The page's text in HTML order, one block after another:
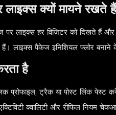
क्यों मायने रखते हैं
लाइक्स हर विज़िटर को दिखते हैं और
लाइक्स पैकेज इनिशियल फ्लोर बनाने
है
प्रोफाइल, ट्रैक या पोस्ट लिंक
क्वालिटी और रीफिल नियम